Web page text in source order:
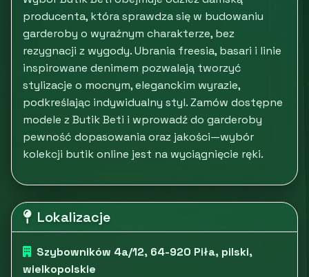
producenta, która sprawdza się w budowaniu
garderoby o wyraźnym charakterze, bez
rezygnacji z wygody. Ubrania freesia, basari i linie
inspirowane denimem pozwalają tworzyć
stylizacje o mocnym, eleganckim wyrazie,
podkreślając indywidualny styl. Zamów dostępne
modele z Butik Beti i wprowadź do garderoby
pewność dopasowania oraz jakości—wybór
kolekcji butik online jest na wyciągnięcie ręki.
Lokalizacje
Szybowników 4a/12, 64-920 Piła, pilski,
wielkopolskie